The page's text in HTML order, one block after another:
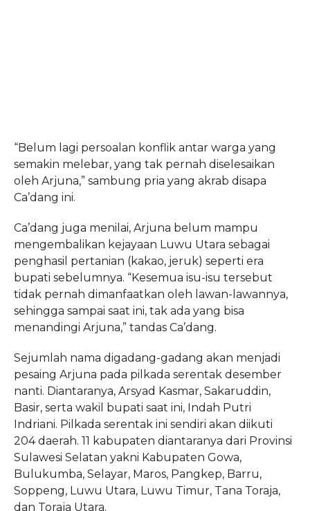
“Belum lagi persoalan konflik antar warga yang
semakin melebar, yang tak pernah diselesaikan
oleh Arjuna,” sambung pria yang akrab disapa
Ca’dang ini.
Ca’dang juga menilai, Arjuna belum mampu
mengembalikan kejayaan Luwu Utara sebagai
penghasil pertanian (kakao, jeruk) seperti era
bupati sebelumnya. “Kesemua isu-isu tersebut
tidak pernah dimanfaatkan oleh lawan-lawannya,
sehingga sampai saat ini, tak ada yang bisa
menandingi Arjuna,” tandas Ca’dang.
Sejumlah nama digadang-gadang akan menjadi
pesaing Arjuna pada pilkada serentak desember
nanti. Diantaranya, Arsyad Kasmar, Sakaruddin,
Basir, serta wakil bupati saat ini, Indah Putri
Indriani. Pilkada serentak ini sendiri akan diikuti
204 daerah. 11 kabupaten diantaranya dari Provinsi
Sulawesi Selatan yakni Kabupaten Gowa,
Bulukumba, Selayar, Maros, Pangkep, Barru,
Soppeng, Luwu Utara, Luwu Timur, Tana Toraja,
dan Toraja Utara.​